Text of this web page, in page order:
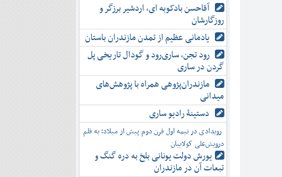
آقاحسن بادکوبه ای، اردشیر برزگر و
روزگارشان
یادمانی عظیم از تمدن مازندران باستان
رود تجن، ساری‌رود و گودال تاریخی پل
گردن در ساری
مازندران‌پژوهی همراه با پژوهش‌های
میدانی
دستینۀ رادیو ساری
رویدادی در نیمه اول قرن دوم پیش از میلاد؛ به قلم
درویش‌علی کولاییان
یورش دولت یونانی بلخ به دره گنگ و
تبعات آن در مازندران